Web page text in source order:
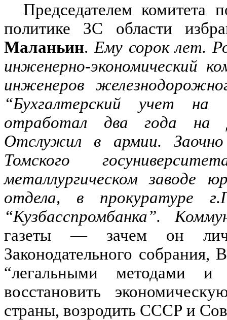
Председателем
политике ЗС области
Маланьин. Ему сорок лет.
инженерно-экономический
инженеров
“Бухгалтерский учет
отработал два года на
Отслужил в армии. Заочно
Томского
металлургическом заводе
отдела, в прокуратуре
“Кузбасспромбанка”.
газеты — зачем он
Законодательного
“легальными методами и
восстановить
страны, возродить СССР и